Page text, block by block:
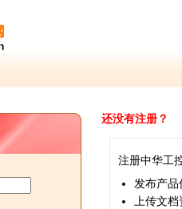
还没有注册？
注册中华工
发布产品
上传文档